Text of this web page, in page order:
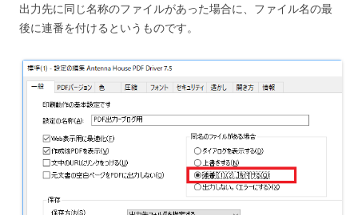
出力先に同じ名称のファイルがあった場合に、ファイル名の最
後に連番を付けるというものです。